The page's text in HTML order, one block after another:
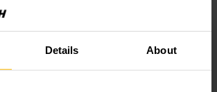
Details About